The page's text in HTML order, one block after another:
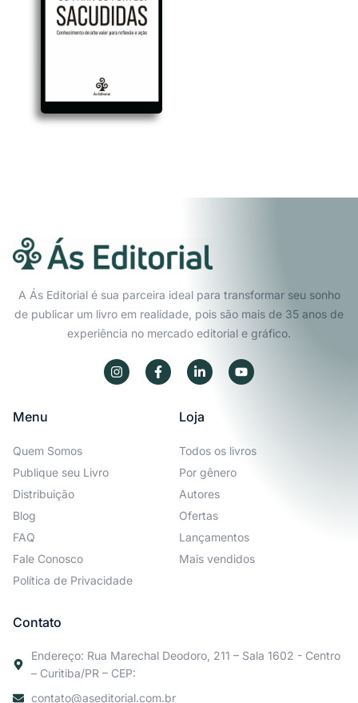
A Ás Editorial é sua parceira ideal para transformar seu sonho
de publicar um livro em realidade, pois são mais de 35 anos de
experiência no mercado editorial e gráfico.
Menu
Quem Somos
Publique seu Livro
Distribuição
Blog
FAQ
Fale Conosco
Política de Privacidade
Loja
Todos os livros
Por gênero
Autores
Ofertas
Lançamentos
Mais vendidos
Contato
Endereço: Rua Marechal Deodoro, 211 – Sala 1602 - Centro
– Curitiba/PR – CEP:
contato@aseditorial.com.br